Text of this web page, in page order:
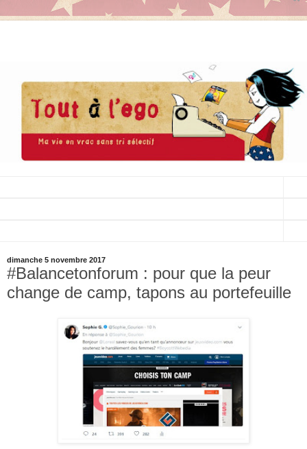
dimanche 5 novembre 2017
#Balancetonforum : pour que la peur
change de camp, tapons au portefeuille